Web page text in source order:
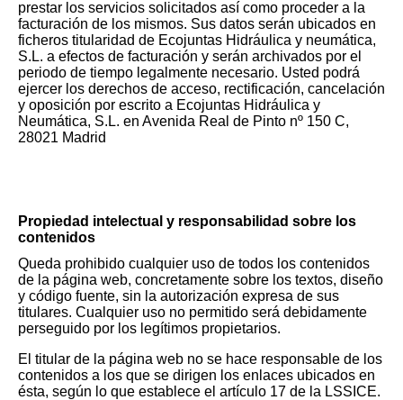
prestar los servicios solicitados así como proceder a la
facturación de los mismos. Sus datos serán ubicados en
ficheros titularidad de Ecojuntas Hidráulica y neumática,
S.L. a efectos de facturación y serán archivados por el
periodo de tiempo legalmente necesario. Usted podrá
ejercer los derechos de acceso, rectificación, cancelación
y oposición por escrito a Ecojuntas Hidráulica y
Neumática, S.L. en Avenida Real de Pinto nº 150 C,
28021 Madrid
Propiedad intelectual y responsabilidad sobre los
contenidos
Queda prohibido cualquier uso de todos los contenidos
de la página web, concretamente sobre los textos, diseño
y código fuente, sin la autorización expresa de sus
titulares. Cualquier uso no permitido será debidamente
perseguido por los legítimos propietarios.
El titular de la página web no se hace responsable de los
contenidos a los que se dirigen los enlaces ubicados en
ésta, según lo que establece el artículo 17 de la LSSICE.